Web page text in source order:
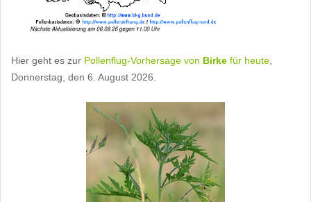
Hier geht es zur Pollenflug-Vorhersage von Birke für heute
Donnerstag, den 6. August 2026.